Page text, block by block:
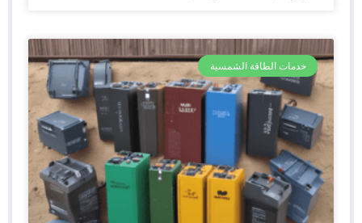
خدمات الطاقة الشمسية